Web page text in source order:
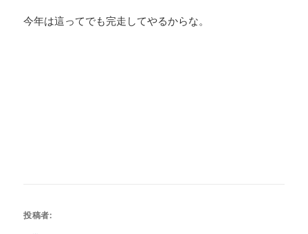
今年は這ってでも完走してやるからな。
投稿者: